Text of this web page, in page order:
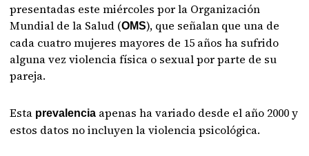
presentadas este miércoles por la Organización
Mundial de la Salud (OMS), que señalan que una de
cada cuatro mujeres mayores de 15 años ha sufrido
alguna vez violencia física o sexual por parte de su
pareja.
Esta prevalencia apenas ha variado desde el año 2000 y
estos datos no incluyen la violencia psicológica.